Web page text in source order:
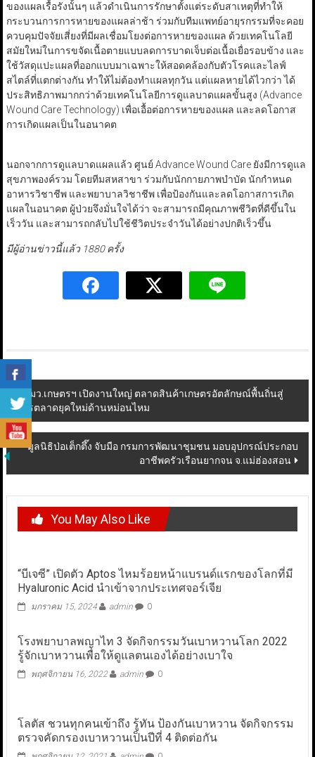
ของแผลเรื้อรังนั้นๆ แล้วดำเนินการรักษาตั้งแต่ระดับสาเหตุที่ทำให้
กระบวนการการหายของแผลล่าช้า ร่วมกับทีมแพทย์อายุรกรรมที่จะคอย
ควบคุมปัจจัยเสี่ยงที่มีผลเชื่อมโยงต่อการหายของแผล ด้วยเทคโนโลยี
สมัยใหม่ในการขจัดเนื้อตายแบบลดการบาดเจ็บต่อเนื้อเยื่อรอบข้าง และ
ใช้วัสดุแปะแผลที่ออกแบบมาเฉพาะให้สอดคล้องกับตัวโรคและไลฟ์
สไตล์ที่แตกต่างกัน ทำให้ไม่ต้องทำแผลทุกวัน แต่แผลหายได้ไวกว่า ได้
ประสิทธิภาพมากกว่าด้วยเทคโนโลยีการดูแลบาดแผลขั้นสูง (Advance
Wound Care Technology) เพื่อเอื้อต่อการหายของแผล และลดโอกาส
การเกิดแผลเป็นในอนาคต
นอกจากการดูแลบาดแผลแล้ว ศูนย์ Advance Wound Care ยังมีการดูแล
สุขภาพองค์รวม โดยทีมสหสาขา ร่วมกับนักกายภาพบำบัด นักกำหนด
อาหารวิชาชีพ และพยาบาลวิชาชีพ เพื่อป้องกันและลดโอกาสการเกิด
แผลในอนาคต ผู้ป่วยจึงมั่นใจได้ว่า จะสามารถมีคุณภาพชีวิตที่ดีขึ้นใน
เร็ววัน และสามารถกลับไปใช้ชีวิตประจำวันได้อย่างปกติเร็วขึ้น
มีผู้อ่านข่าวนี้แล้ว 1880 ครั้ง
Post
navigation
รมว.เกษตรฯ เปิดงานใหญ่ ตลาดสินค้าเกษตรอัตลักษณ์พื้นถิ่นสู่
การตลาดยุคใหม่ด้านหม่อนไหม
มูลนิธิป่อเต็กตึ๊ง จับมือ กรมการพัฒนาชุมชน มอบอุปกรณ์ประกอบ
อาชีพครัวเรือนยากจน จ.แม่ฮ่องสอน
You May Also Like
“บีเจซี” เปิดตัว Aptos ไหมร้อยหน้าแบรนด์แรกของโลกที่มี
Hyaluronic Acid นำเข้าจากประเทศจอร์เจีย
มกราคม 15, 2024 admin 0
โรงพยาบาลพญาไท 3 จัดกิจกรรมวันเบาหวานโลก 2022
รู้จักเบาหวานเพื่อให้ดูแลตนเองได้อย่างเบาใจ
พฤศจิกายน 16, 2022 admin 0
โลตัส ชวนทุกคนเข้าถึง รู้ทัน ป้องกันเบาหวาน จัดกิจกรรม
ตรวจคัดกรองเบาหวานเป็นปีที่ 4 ติดต่อกัน